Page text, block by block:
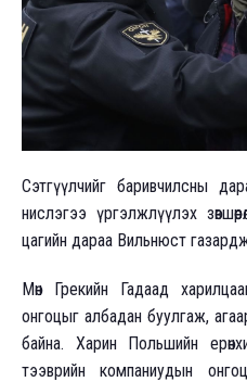
Сэтгүүлчийг баривчилсны
нислэгээ үргэлжлүүлэх
цагийн дараа Вильнюст
Мөн Грекийн Гадаад
онгоцыг албадан буулгаж,
байна. Харин Польшийн
тээврийн компаниудын